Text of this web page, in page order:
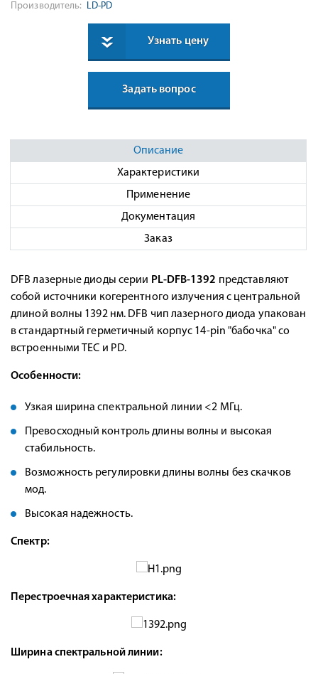
Производитель: LD-PD
Узнать цену
Задать вопрос
Описание
Характеристики
Применение
Документация
Заказ
DFB лазерные диоды серии PL-DFB-1392 представляют
собой источники когерентного излучения с центральной
длиной волны 1392 нм. DFB чип лазерного диода упакован
в стандартный герметичный корпус 14-pin "бабочка" со
встроенными TEC и PD.
Особенности:
Узкая ширина спектральной линии <2 МГц.
Превосходный контроль длины волны и высокая
стабильность.
Возможность регулировки длины волны без скачков
мод.
Высокая надежность.
Спектр:
Перестроечная характеристика:
Ширина спектральной линии: